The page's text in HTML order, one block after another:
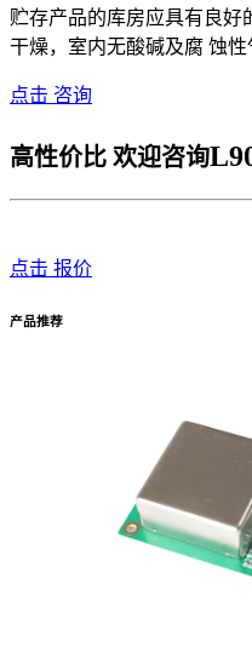
贮存产品的库房应具有良好
干燥，室内无酸碱及腐 蚀性
点击 咨询
高性价比 欢迎咨询
点击 报价
产品推荐